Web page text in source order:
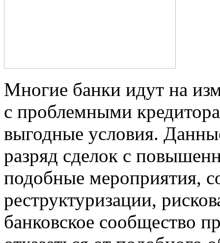
Многие банки идут на
с проблемными
выгодные условия.
разряд сделок с
подобные мероприятия,
реструктуризации,
банковское сообщество